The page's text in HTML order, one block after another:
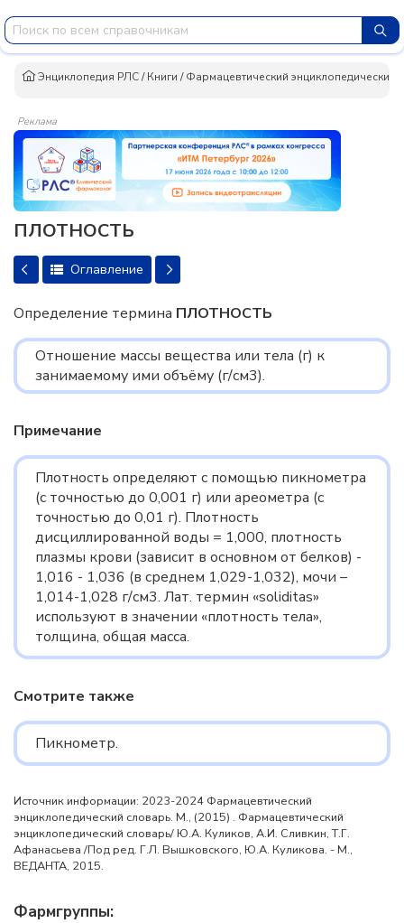
Энциклопедия РЛС/Книги /Фармацевтический
Реклама
ПЛОТНОСТЬ
Оглавление
Определение термина ПЛОТНОСТЬ
Отношение массы вещества или тела (г) к
занимаемому ими объёму (г/см3).
Примечание
Плотность определяют с помощью пикнометра
(с точностью до 0,001 г) или ареометра (с
точностью до 0,01 г). Плотность
дисциллированной воды = 1,000, плотность
плазмы крови (зависит в основном от белков) -
1,016 - 1,036 (в среднем 1,029-1,032), мочи –
1,014-1,028 г/см3. Лат. термин «soliditas»
используют в значении «плотность тела»,
толщина, общая масса.
Смотрите также
Пикнометр.
Источник информации: 2023-2024 Фармацевтический
энциклопедический словарь. М., (2015) . Фармацевтический
энциклопедический словарь/ Ю.А. Куликов, А.И. Сливкин, Т.Г.
Афанасьева /Под ред. Г.Л. Вышковского, Ю.А. Куликова. - М.,
ВЕДАНТА, 2015.
Фармгруппы: